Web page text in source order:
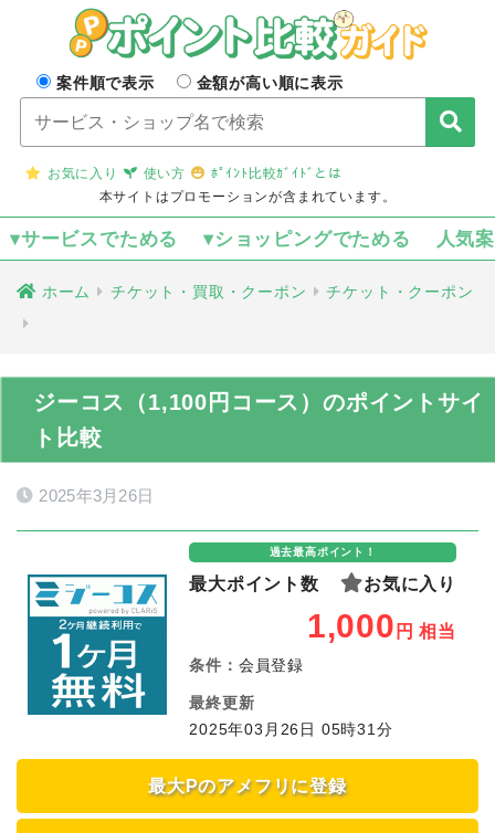
案件順で表示 金額が高い順に表示
お気に入り 使い方
ﾎﾟｲﾝﾄ比較ｶﾞｲﾄﾞとは
本サイトはプロモーションが含まれています。
▾サービスでためる ▾ショッピングでためる 人気
ホーム チケット・買取・クーポン チケット・クーポン
ジーコス（1,100円コース）のポイントサイ
ト比較
2025年3月26日
過去最高ポイント！
最大ポイント数 お気に入り
1,000 円 相当
条件： 会員登録
最終更新
2025年03月26日 05時31分
最大Pのアメフリに登録